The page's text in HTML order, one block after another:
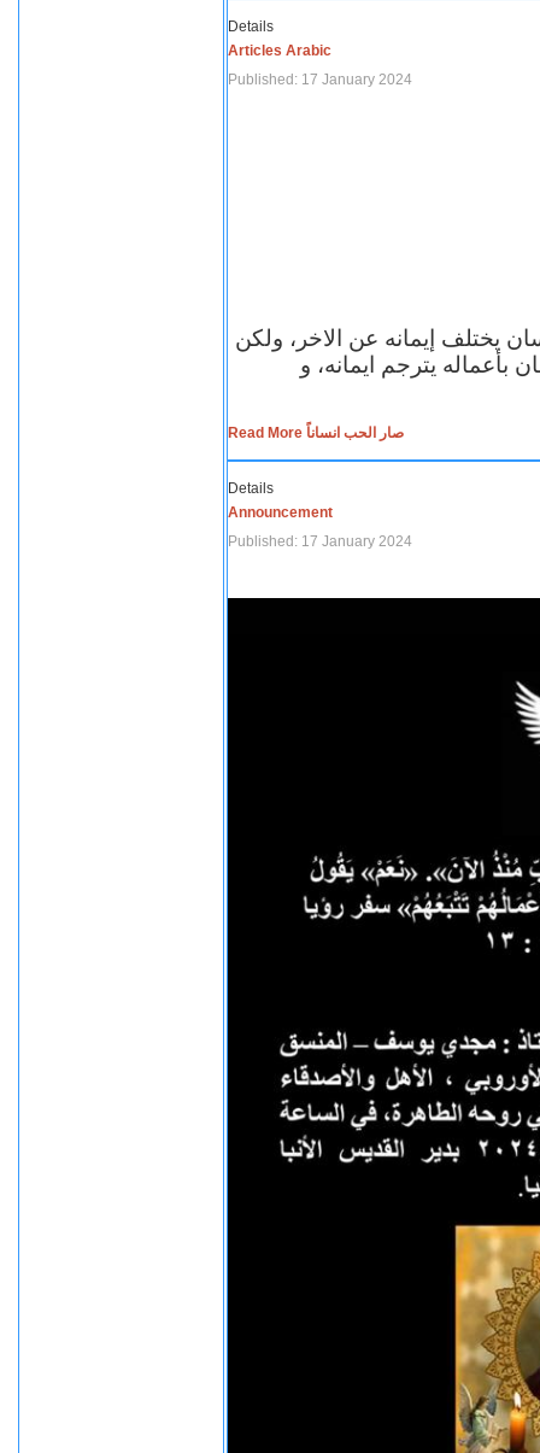
Details
Articles Arabic
Published: 17 January 2024
يختلف إيمانه عن الاخر، ولكن
بأعماله يترجم ايمانه، و
Read More صار الحب انساناً
Details
Announcement
Published: 17 January 2024